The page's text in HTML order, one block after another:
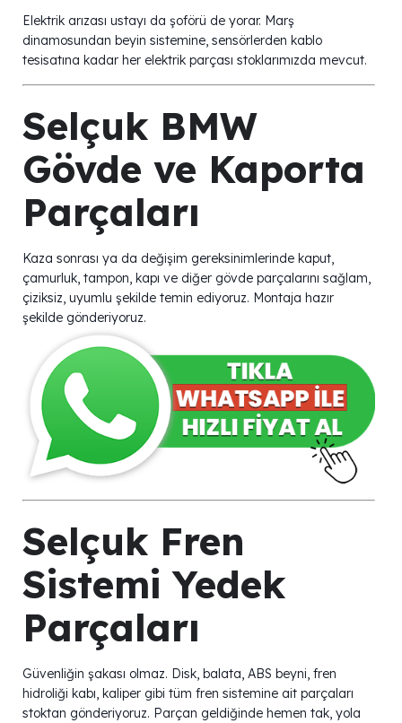
Elektrik arızası ustayı da şoförü de yorar. Marş
dinamosundan beyin sistemine, sensörlerden kablo
tesisatına kadar her elektrik parçası stoklarımızda mevcut.
Selçuk BMW
Gövde ve Kaporta
Parçaları
Kaza sonrası ya da değişim gereksinimlerinde kaput,
çamurluk, tampon, kapı ve diğer gövde parçalarını sağlam,
çiziksiz, uyumlu şekilde temin ediyoruz. Montaja hazır
şekilde gönderiyoruz.
Selçuk Fren
Sistemi Yedek
Parçaları
Güvenliğin şakası olmaz. Disk, balata, ABS beyni, fren
hidroliği kabı, kaliper gibi tüm fren sistemine ait parçaları
stoktan gönderiyoruz. Parçan geldiğinde hemen tak, yola